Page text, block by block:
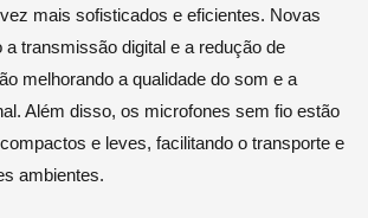
mais sofisticados e eficientes. Novas
transmissão digital e a redução de
melhorando a qualidade do som e a
Além disso, os microfones sem fio estão
e leves, facilitando o transporte e
ambientes.